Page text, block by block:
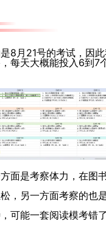
8月21号的考试，因
每天大概能投入6到7
面是考察体力，在图
，另一方面考察的也
可能一套阅读模考错